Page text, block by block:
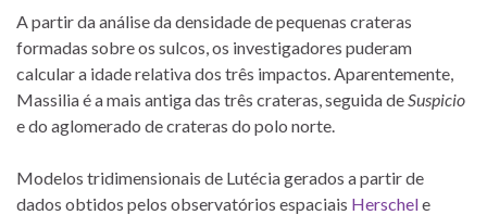
A partir da análise da densidade de pequenas crateras
formadas sobre os sulcos, os investigadores puderam
calcular a idade relativa dos três impactos. Aparentemente,
Massilia é a mais antiga das três crateras, seguida de Suspicio
e do aglomerado de crateras do polo norte.
Modelos tridimensionais de Lutécia gerados a partir de
dados obtidos pelos observatórios espaciais Herschele